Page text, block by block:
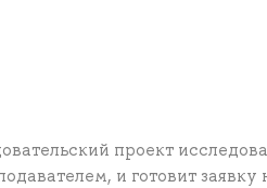
проект
и готовит заявку